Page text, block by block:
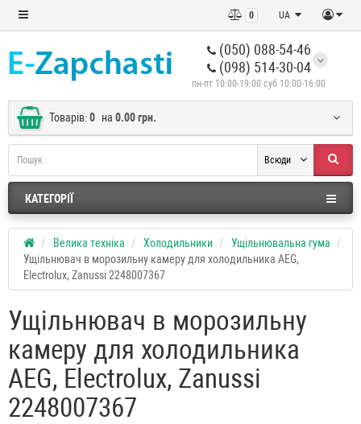
UA
0
(050) 088-54-46
(098) 514-30-04
пн-пт 10:00-19:00 суб 10:00-16:00
Товарів:0 на 0.00 грн.
Всюди
КАТЕГОРІЇ
Велика техніка Холодильники
Ущільнювальна гума
Ущільнювач в морозильну камеру для холодильника AEG,
Electrolux, Zanussi 2248007367
Ущільнювач в морозильну
камеру для холодильника
AEG, Electrolux, Zanussi
2248007367